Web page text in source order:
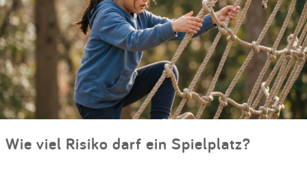
Wie viel Risiko darf ein Spielplatz?